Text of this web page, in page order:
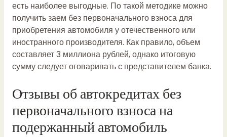
есть наиболее выгодные. По такой методике можно
получить заем без первоначального взноса для
приобретения автомобиля у отечественного или
иностранного производителя. Как правило, объем
составляет 3 миллиона рублей, однако итоговую
сумму следует оговаривать с представителем банка.
Отзывы об автокредитах без
первоначального взноса на
подержанный автомобиль